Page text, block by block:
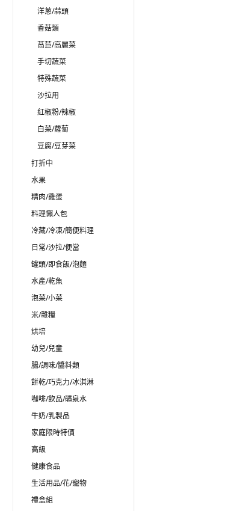
洋蔥/蒜頭
香菇類
萵苣/高麗菜
手切蔬菜
特殊蔬菜
沙拉用
紅椒粉/辣椒
白菜/蘿蔔
豆腐/豆芽菜
打折中
水果
精肉/雞蛋
料理懶人包
冷藏/冷凍/簡便料理
日常/沙拉/便當
罐頭/即食飯/泡麵
水產/乾魚
泡菜/小菜
米/雜糧
烘培
幼兒/兒童
腸/調味/醬料類
餅乾/巧克力/冰淇淋
咖啡/飲品/礦泉水
牛奶/乳製品
家庭限時特價
高級
健康食品
生活用品/花/寵物
禮盒組